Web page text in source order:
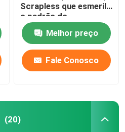
Scrapless que esmerila
o padrão do
perfurador MISUMI
Melhor preço
Fale Conosco
(20)